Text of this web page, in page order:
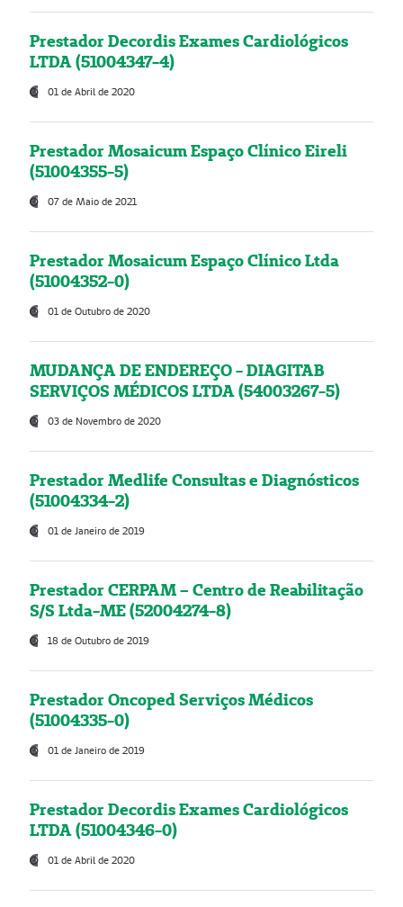
Prestador Decordis Exames Cardiológicos
LTDA (51004347-4)
01 de Abril de 2020
Prestador Mosaicum Espaço Clínico Eireli
(51004355-5)
07 de Maio de 2021
Prestador Mosaicum Espaço Clínico Ltda
(51004352-0)
01 de Outubro de 2020
MUDANÇA DE ENDEREÇO - DIAGITAB
SERVIÇOS MÉDICOS LTDA (54003267-5)
03 de Novembro de 2020
Prestador Medlife Consultas e Diagnósticos
(51004334-2)
01 de Janeiro de 2019
Prestador CERPAM – Centro de Reabilitação
S/S Ltda-ME (52004274-8)
18 de Outubro de 2019
Prestador Oncoped Serviços Médicos
(51004335-0)
01 de Janeiro de 2019
Prestador Decordis Exames Cardiológicos
LTDA (51004346-0)
01 de Abril de 2020